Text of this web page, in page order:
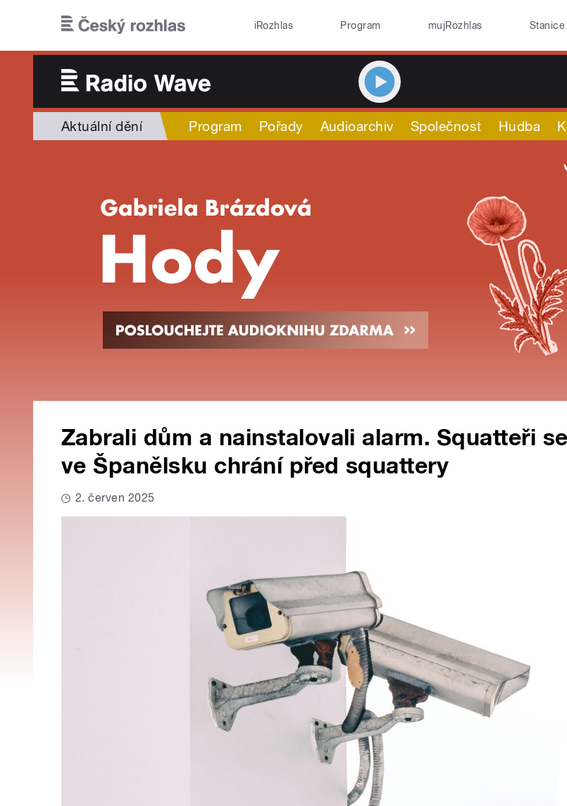
iRozhlas Program mujRozhlas Stanice
Aktuální dění Program Pořady Audioarchiv Společnost Hudba
Zabrali dům a nainstalovali alarm. Squatteři se
ve Španělsku chrání před squattery
2. červen 2025